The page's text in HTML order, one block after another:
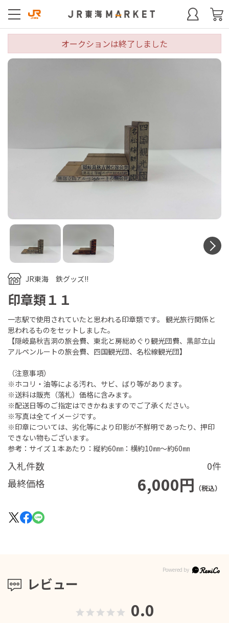
JR東海 鉄グッズ!!
印章類１１
入札件数
0件
最終価格
6,000円 （税込）
一志駅で使用されていたと思われる印章類です。 観光旅行関係と
思われるものをセットしました。
【隠岐島秋吉洞の旅会費、東北と房総めぐり観光団費、黒部立山
アルペンルートの旅会費、四国観光団、名松線観光団】
（注意事項）
※ホコリ・油等による汚れ、サビ、ばり等があります。
※送料は販売（落札）価格に含みます。
※配送日等のご指定はできかねますのでご了承ください。
※写真は全てイメージです。
※印章については、劣化等により印影が不鮮明であったり、押印
できない物もございます。
参考：サイズ１本あたり：縦約60㎜：横約10㎜～約60㎜
オークションは終了しました
レビュー
0.0